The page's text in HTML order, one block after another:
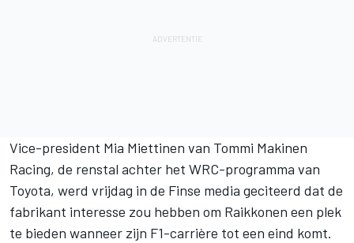
Vice-president Mia Miettinen van Tommi Makinen
Racing, de renstal achter het WRC-programma van
Toyota, werd vrijdag in de Finse media geciteerd dat de
fabrikant interesse zou hebben om Raikkonen een plek
te bieden wanneer zijn F1-carrière tot een eind komt.